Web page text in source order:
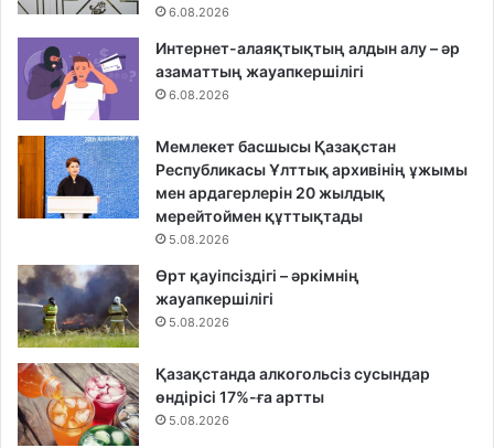
6.08.2026
Интернет-алаяқтықтың алдын алу – әр
азаматтың жауапкершілігі
6.08.2026
Мемлекет басшысы Қазақстан
Республикасы Ұлттық архивінің ұжымы
мен ардагерлерін 20 жылдық
мерейтоймен құттықтады
5.08.2026
Өрт қауіпсіздігі – әркімнің
жауапкершілігі
5.08.2026
Қазақстанда алкогольсіз сусындар
өндірісі 17%-ға артты
5.08.2026